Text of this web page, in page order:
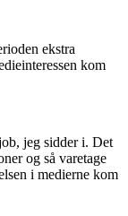
ekstra
kom
jeg sidder i. Det
og så varetage
i medierne kom